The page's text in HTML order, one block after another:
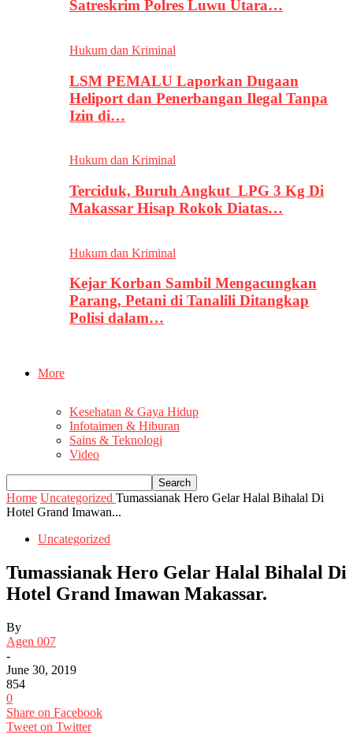
Satreskrim Polres Luwu Utara…
Hukum dan Kriminal
LSM PEMALU Laporkan Dugaan
Heliport dan Penerbangan Ilegal Tanpa
Izin di…
Hukum dan Kriminal
Terciduk, Buruh Angkut LPG 3 Kg Di
Makassar Hisap Rokok Diatas…
Hukum dan Kriminal
Kejar Korban Sambil Mengacungkan
Parang, Petani di Tanalili Ditangkap
Polisi dalam…
More
Kesehatan & Gaya Hidup
Infotaimen & Hiburan
Sains & Teknologi
Video
Home Uncategorized Tumassianak Hero Gelar Halal Bihalal Di
Hotel Grand Imawan...
Uncategorized
Tumassianak Hero Gelar Halal Bihalal Di
Hotel Grand Imawan Makassar.
By
Agen 007
-
June 30, 2019
854
0
Share on Facebook
Tweet on Twitter